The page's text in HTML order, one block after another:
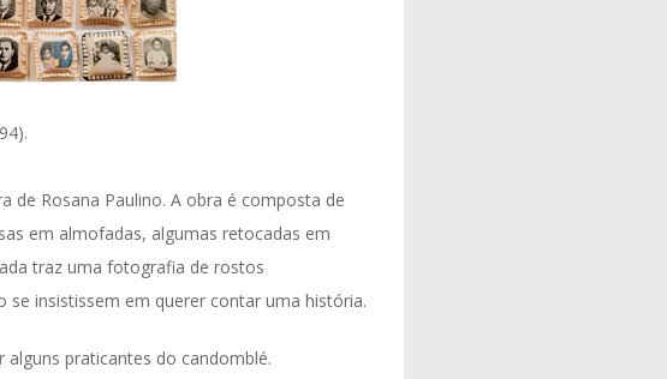
de Rosana Paulino. A obra é composta de
em almofadas, algumas retocadas em
traz uma fotografia de rostos
insistissem em querer contar uma história.
praticantes do candomblé.